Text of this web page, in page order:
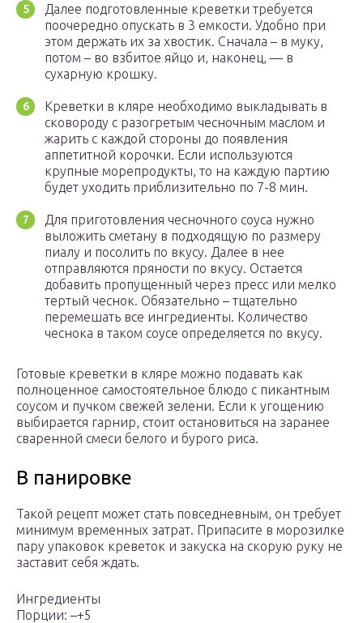
Далее подготовленные креветки требуется
поочередно опускать в 3 емкости. Удобно при
этом держать их за хвостик. Сначала – в муку,
потом – во взбитое яйцо и, наконец, — в
сухарную крошку.
Креветки в кляре необходимо выкладывать в
сковороду с разогретым чесночным маслом и
жарить с каждой стороны до появления
аппетитной корочки. Если используются
крупные морепродукты, то на каждую партию
будет уходить приблизительно по 7-8 мин.
Для приготовления чесночного соуса нужно
выложить сметану в подходящую по размеру
пиалу и посолить по вкусу. Далее в нее
отправляются пряности по вкусу. Остается
добавить пропущенный через пресс или мелко
тертый чеснок. Обязательно – тщательно
перемешать все ингредиенты. Количество
чеснока в таком соусе определяется по вкусу.
Готовые креветки в кляре можно подавать как
полноценное самостоятельное блюдо с пикантным
соусом и пучком свежей зелени. Если к угощению
выбирается гарнир, стоит остановиться на заранее
сваренной смеси белого и бурого риса.
В панировке
Такой рецепт может стать повседневным, он требует
минимум временных затрат. Припасите в морозилке
пару упаковок креветок и закуска на скорую руку не
заставит себя ждать.
Ингредиенты
Порции: –+5